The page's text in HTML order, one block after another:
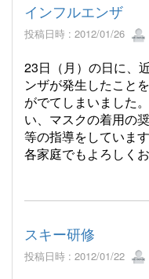
インフルエンザ
投稿日時 : 2012/01/26
23日（月）の日に、
ンザが発生したこと
がでてしまいました
い、マスクの着用の
等の指導をしています
各家庭でもよろしく
スキー研修
投稿日時 : 2012/01/22